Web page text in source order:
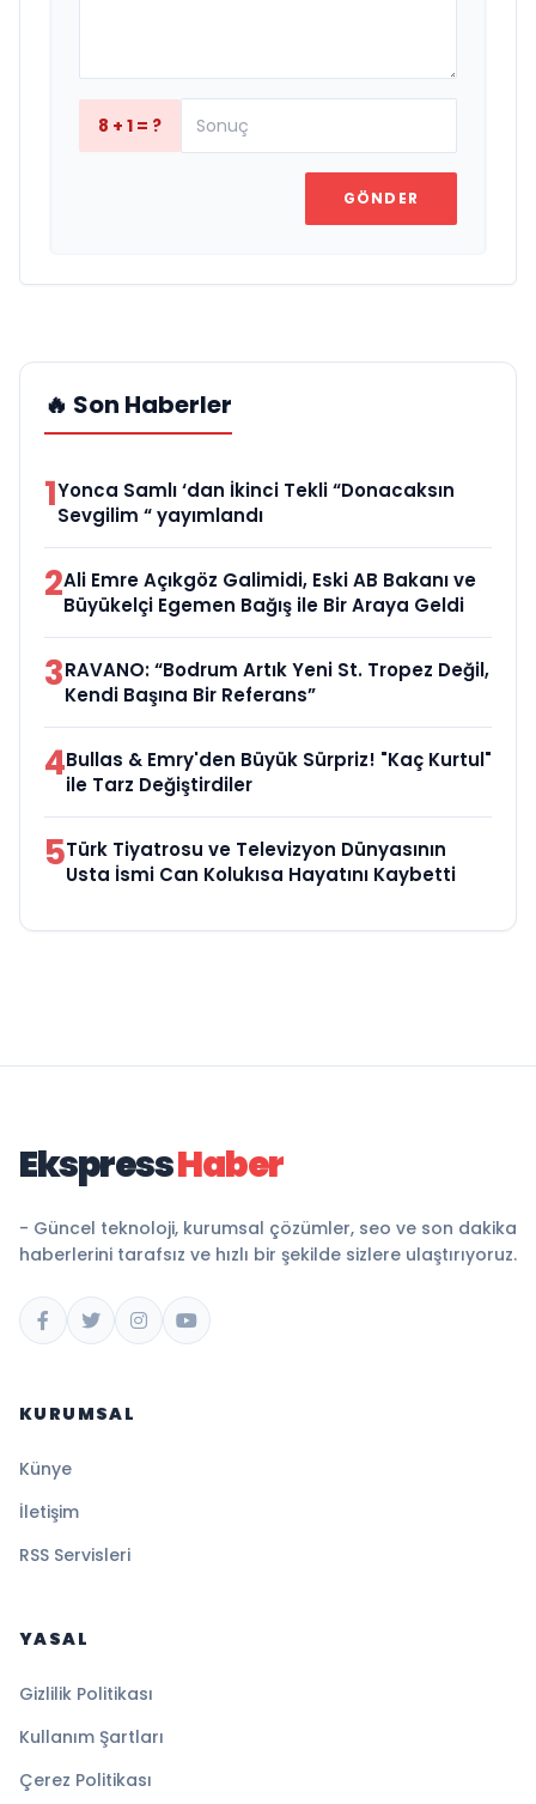
8 + 1 = ?
GÖNDER
🔥 Son Haberler
1Yonca Samlı ‘dan İkinci Tekli “Donacaksın
Sevgilim “ yayımlandı
2Ali Emre Açıkgöz Galimidi, Eski AB Bakanı ve
Büyükelçi Egemen Bağış ile Bir Araya Geldi
3RAVANO: “Bodrum Artık Yeni St. Tropez Değil,
Kendi Başına Bir Referans”
4Bullas & Emry'den Büyük Sürpriz! "Kaç Kurtul"
ile Tarz Değiştirdiler
5Türk Tiyatrosu ve Televizyon Dünyasının
Usta İsmi Can Kolukısa Hayatını Kaybetti
EkspressHaber
- Güncel teknoloji, kurumsal çözümler, seo ve son dakika
haberlerini tarafsız ve hızlı bir şekilde sizlere ulaştırıyoruz.
KURUMSAL
Künye
İletişim
RSS Servisleri
YASAL
Gizlilik Politikası
Kullanım Şartları
Çerez Politikası